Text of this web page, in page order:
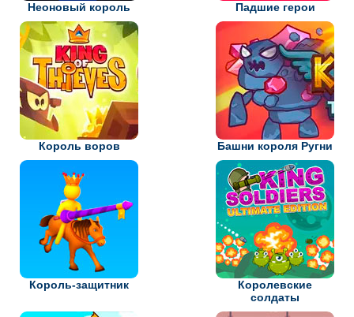
Неоновый король Падшие герои
Король воров Башни короля Ругни
Король-защитник
Королевские
солдаты